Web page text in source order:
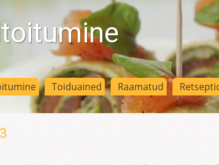
Toiduained Raamatud